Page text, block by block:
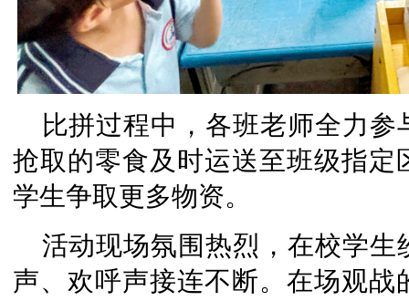
比拼过程中，各班老师全力
抢取的零食及时运送至班级指
学生争取更多物资。
活动现场氛围热烈，在校学
声、欢呼声接连不断。在场观